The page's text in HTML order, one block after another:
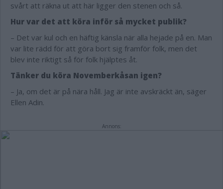
svårt att räkna ut att här ligger den stenen och så.
Hur var det att köra inför så mycket publik?
– Det var kul och en häftig känsla när alla hejade på en. Man
var lite rädd för att göra bort sig framför folk, men det
blev inte riktigt så för folk hjälptes åt.
Tänker du köra Novemberkåsan igen?
– Ja, om det är på nära håll. Jag är inte avskräckt än, säger
Ellen Adin.
Annons: